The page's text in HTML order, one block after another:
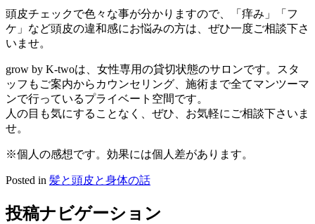
頭皮チェックで色々な事が分かりますので、「痒み」「フ
ケ」など頭皮の違和感にお悩みの方は、ぜひ一度ご相談下さ
いませ。
grow by K-twoは、女性専用の貸切状態のサロンです。スタ
ッフもご案内からカウンセリング、施術まで全てマンツーマ
ンで行っているプライベート空間です。
人の目も気にすることなく、ぜひ、お気軽にご相談下さいま
せ。
※個人の感想です。効果には個人差があります。
Posted in 髪と頭皮と身体の話
投稿ナビゲーション